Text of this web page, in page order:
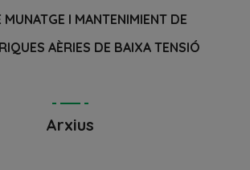
I MANTENIMIENT DE
AÈRIES DE BAIXA TENSIÓ
Arxius